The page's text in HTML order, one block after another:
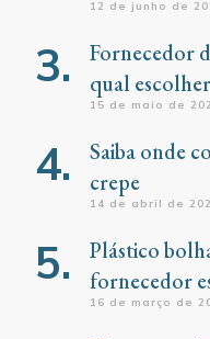
12 de junho de
Fornecedor
qual
15 de maio de
Saiba onde
crepe
14 de abril de
Plástico
fornecedor
16 de março de